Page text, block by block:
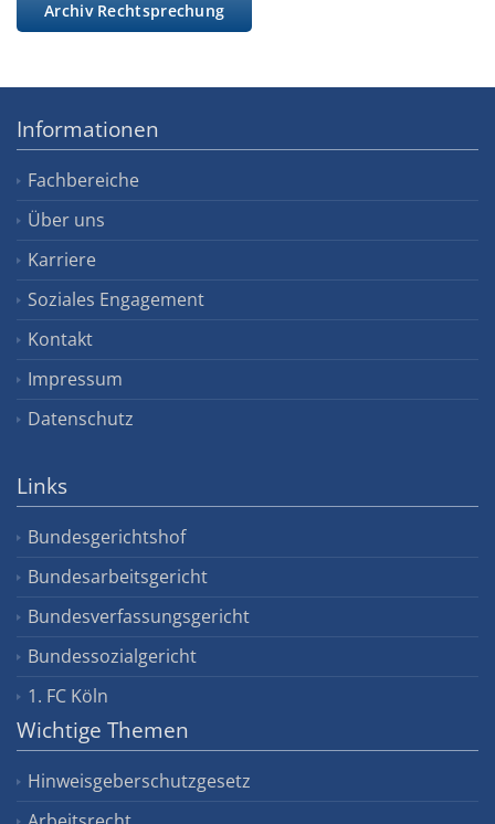
Archiv Rechtsprechung
Informationen
Fachbereiche
Über uns
Karriere
Soziales Engagement
Kontakt
Impressum
Datenschutz
Links
Bundesgerichtshof
Bundesarbeitsgericht
Bundesverfassungsgericht
Bundessozialgericht
1. FC Köln
Wichtige Themen
Hinweisgeberschutzgesetz